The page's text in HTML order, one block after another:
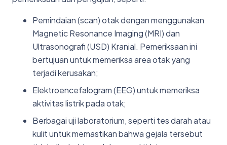
Pemindaian (scan) otak dengan menggunakan
Magnetic Resonance Imaging (MRI) dan
Ultrasonografi (USD) Kranial. Pemeriksaan ini
bertujuan untuk memeriksa area otak yang
terjadi kerusakan;
Elektroencefalogram (EEG) untuk memeriksa
aktivitas listrik pada otak;
Berbagai uji laboratorium, seperti tes darah atau
kulit untuk memastikan bahwa gejala tersebut